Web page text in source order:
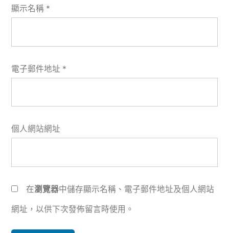
顯示名稱 *
電子郵件地址 *
個人網站網址
在瀏覽器中儲存顯示名稱、電子郵件地址及個人網站
網址，以供下次發佈留言時使用。